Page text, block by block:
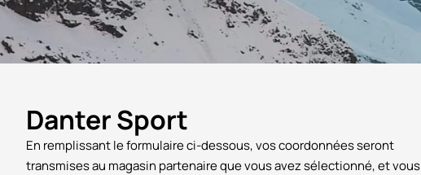
Danter Sport
En remplissant le formulaire ci-dessous, vos coordonnées seront
transmises au magasin partenaire que vous avez sélectionné, et vous